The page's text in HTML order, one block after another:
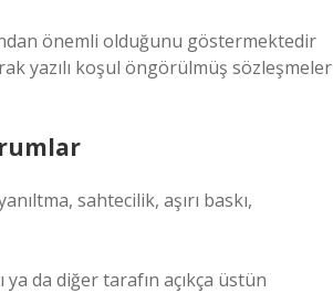
önemli olduğunu göstermektedir
yazılı koşul öngörülmüş sözleşmeler
sahtecilik, aşırı baskı,
da diğer tarafın açıkça üstün